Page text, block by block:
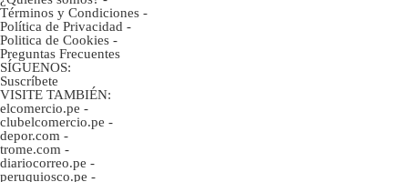
Términos y Condiciones -
Política de Privacidad -
Politica de Cookies -
Preguntas Frecuentes
SÍGUENOS:
Suscríbete
VISITE TAMBIÉN:
elcomercio.pe -
clubelcomercio.pe -
depor.com -
trome.com -
diariocorreo.pe -
peruquiosco.pe -